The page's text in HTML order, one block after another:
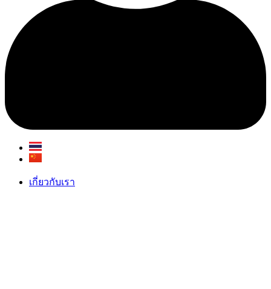
เกี่ยวกับเรา